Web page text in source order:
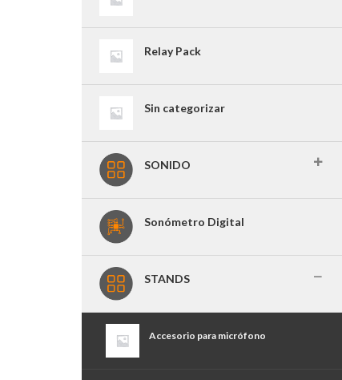
Relay Pack
Sin categorizar
SONIDO
Sonómetro Digital
STANDS
Accesorio para micrófono